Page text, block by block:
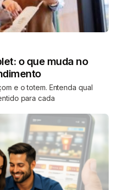
o que muda no
e o totem. Entenda qual
para cada